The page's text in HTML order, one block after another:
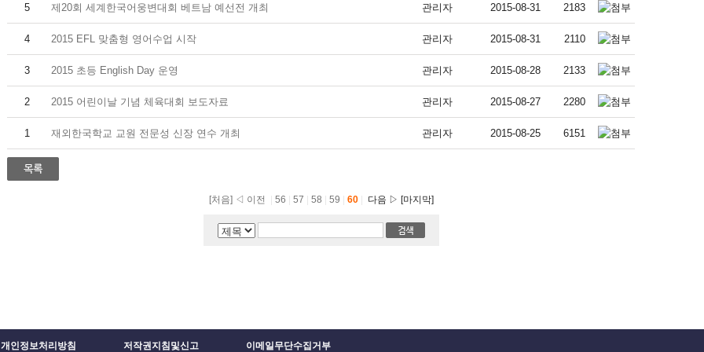
5 제20회 세계한국어웅변대회 베트남 예선전 개최 관리자 2015-08-31 2183
4 2015 EFL 맞춤형 영어수업 시작 관리자 2015-08-31 2110
3 2015 초등 English Day 운영 관리자 2015-08-28 2133
2 2015 어린이날 기념 체육대회 보도자료 관리자 2015-08-27 2280
1 재외한국학교 교원 전문성 신장 연수 개최 관리자 2015-08-25 6151
[처음] ◁ 이전 56 57 58 59 60 다음 ▷ [마지막]
개인정보처리방침 저작권지침및신고 이메일무단수집거부